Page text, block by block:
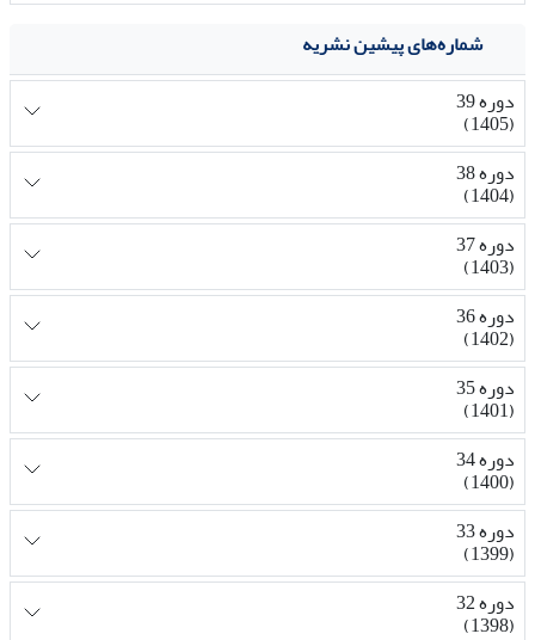
شماره‌های پیشین نشریه
دوره 39
(1405)
دوره 38
(1404)
دوره 37
(1403)
دوره 36
(1402)
دوره 35
(1401)
دوره 34
(1400)
دوره 33
(1399)
دوره 32
(1398)